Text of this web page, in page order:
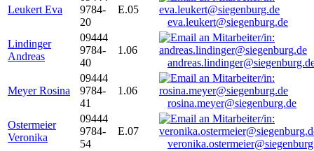
Leukert Eva
9784-
20
E.05
eva.leukert@siegenburg.de
Lindinger
Andreas
09444
9784-
40
1.06
Meyer Rosina
09444
9784-
41
1.06
rosina.meyer@siegenburg.de
Ostermeier
Veronika
09444
9784-
54
E.07